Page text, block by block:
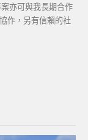
亦可與我長期合作
作，另有信賴的社